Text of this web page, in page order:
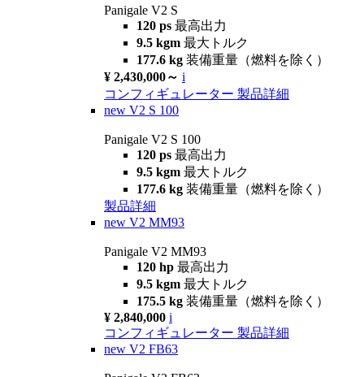
Panigale V2 S
120 ps 最高出力
9.5 kgm 最大トルク
177.6 kg 装備重量（燃料を除く）
¥ 2,430,000～ i
コンフィギュレーター 製品詳細
new V2 S 100
Panigale V2 S 100
120 ps 最高出力
9.5 kgm 最大トルク
177.6 kg 装備重量（燃料を除く）
製品詳細
new V2 MM93
Panigale V2 MM93
120 hp 最高出力
9.5 kgm 最大トルク
175.5 kg 装備重量（燃料を除く）
¥ 2,840,000 i
コンフィギュレーター 製品詳細
new V2 FB63